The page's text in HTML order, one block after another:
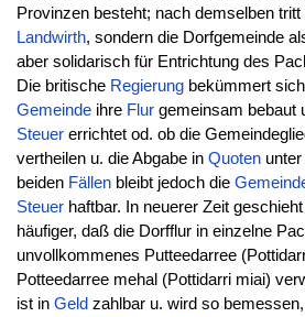
Provinzen besteht; nach demselben
Landwirth, sondern die Dorfgemeinde
aber solidarisch für Entrichtung des
Die britische Regierungbekümmert
Gemeindeihre Flurgemeinsam bebaut
Steuererrichtet od. ob die
vertheilen u. die Abgabe in Quotenunter
beiden Fällenbleibt jedoch die
Steuerhaftbar. In neuerer Zeit
häufiger, daß die Dorfflur in einzelne
unvollkommenes Putteedarree
Potteedarree mehal (Pottidarri miai)
ist in Geld zahlbar u. wird so